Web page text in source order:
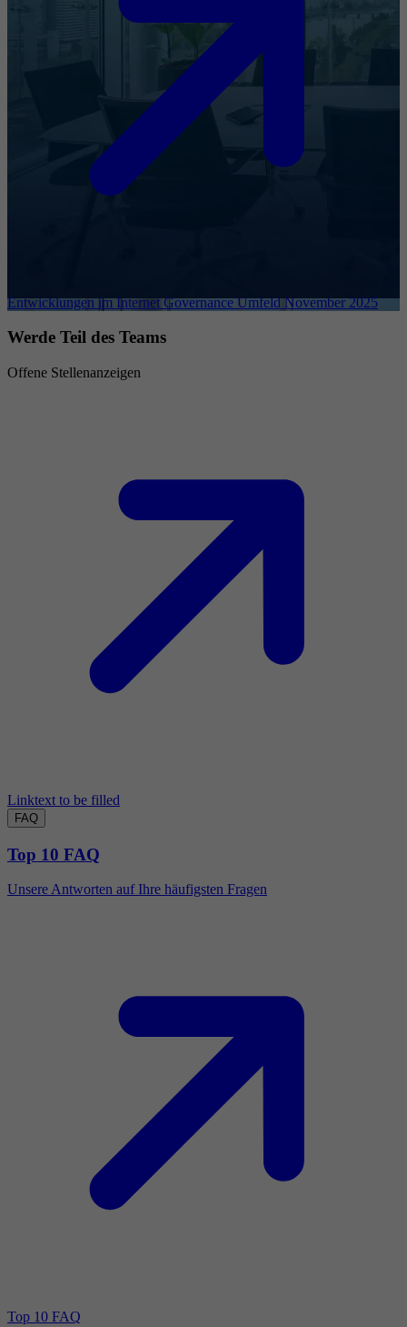
Entwicklungen im Internet Governance Umfeld November 2025
Werde Teil des Teams
Offene Stellenanzeigen
Linktext to be filled
FAQ
Top 10 FAQ
Unsere Antworten auf Ihre häufigsten Fragen
Top 10 FAQ